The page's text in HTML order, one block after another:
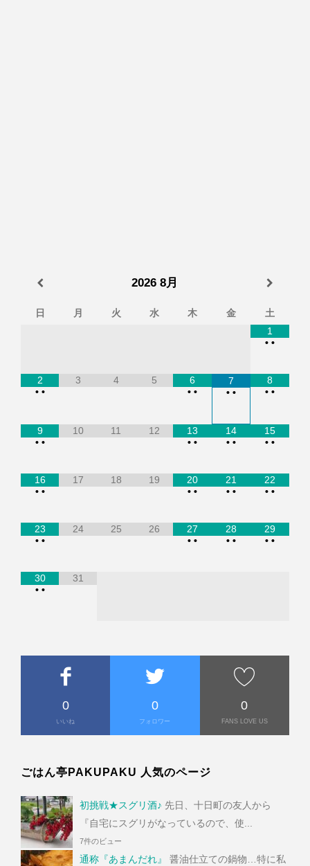
2026 8月
日 月 火 水 木 金
土
1
• •
2
• •
3 4 5
6
• •
7
• •
8
• •
9
• •
10 11 12
13
• •
14
• •
15
• •
16
• •
17 18 19
20
• •
21
• •
22
• •
23
• •
24 25 26
27
• •
28
• •
29
• •
30
• •
31
0
いいね
0
フォロワー
0
FANS LOVE US
ごはん亭PAKUPAKU 人気のページ
初挑戦★スグリ酒♪ 先日、十日町の友人から
『自宅にスグリがなっているので、使...
7件のビュー
通称『あまんだれ』
醤油仕立ての鍋物…特に私